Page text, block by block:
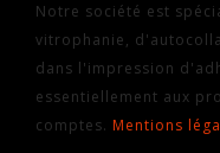
Notre société est
vitrophanie,
dans l'impression
essentiellement aux
comptes. Mentions